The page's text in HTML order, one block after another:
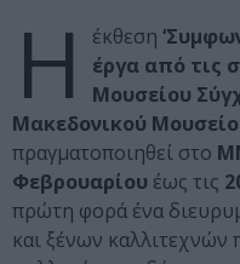
Η έκθεση
έργα από τις
Μουσείου
Μακεδονικού
πραγματοποιηθεί στο
Φεβρουαρίου έως τις
πρώτη φορά ένα
και ξένων καλλιτεχνών